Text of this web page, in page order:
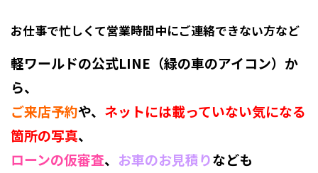
お仕事で忙しくて営業時間中にご連絡できない方など
軽ワールドの公式LINE（緑の車のアイコン） か
ら、
ご来店予約や、 ネットには載っていない気になる
箇所の写真、
ローンの仮審査、 お車のお見積りなども